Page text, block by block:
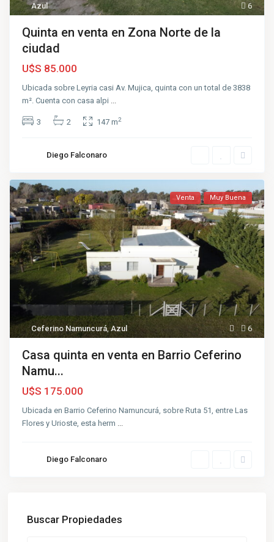
6
Azul
Quinta en venta en Zona Norte de la
ciudad
U$S 85.000
Ubicada sobre Leyria casi Av. Mujica, quinta con un total de 3838
m². Cuenta con casa alpi
3 2 147 m2
Diego Falconaro
6
Ceferino Namuncurá,Azul
Venta Muy Buena
Casa quinta en venta en Barrio Ceferino
Namu...
U$S 175.000
Ubicada en Barrio Ceferino Namuncurá, sobre Ruta 51, entre Las
Flores y Urioste, esta herm ...
Diego Falconaro
Buscar Propiedades